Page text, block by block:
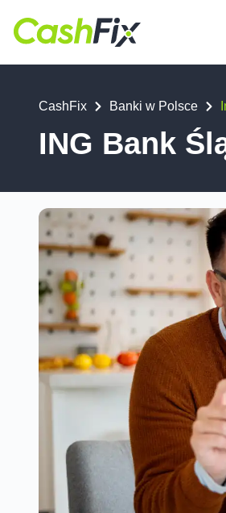
CashFix Banki w Polsce
ING Bank